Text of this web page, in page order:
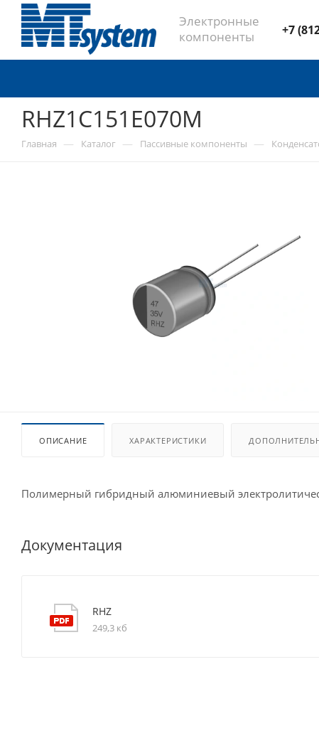
Электронные
компоненты
+7
RHZ1C151E070M
Главная — Каталог — Пассивные компоненты —
ОПИСАНИЕ ХАРАКТЕРИСТИКИ
Полимерный гибридный алюминиевый
Документация
RHZ
249,3 кб